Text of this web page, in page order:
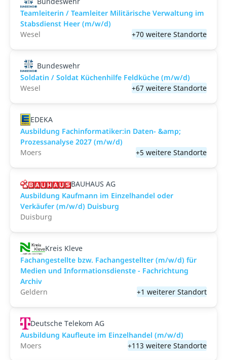
Teamleiterin / Teamleiter Militärische Verwaltung im
Stabsdienst Heer (m/w/d)
Wesel
+70 weitere Standorte
Bundeswehr
Soldatin / Soldat Küchenhilfe Feldküche (m/w/d)
Wesel
+67 weitere Standorte
EDEKA
Ausbildung Fachinformatiker:in Daten- &amp;
Prozessanalyse 2027 (m/w/d)
Moers
+5 weitere Standorte
BAUHAUS AG
Ausbildung Kaufmann im Einzelhandel oder
Verkäufer (m/w/d) Duisburg
Duisburg
Kreis Kleve
Fachangestellte bzw. Fachangestellter (m/w/d) für
Medien und Informationsdienste - Fachrichtung
Archiv
Geldern
+1 weiterer Standort
Deutsche Telekom AG
Ausbildung Kaufleute im Einzelhandel (m/w/d)
Moers
+113 weitere Standorte